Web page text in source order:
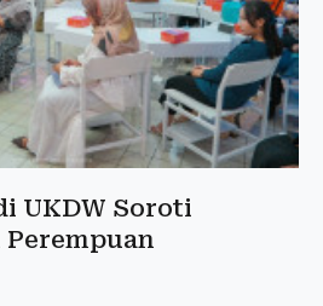
UKDW Soroti